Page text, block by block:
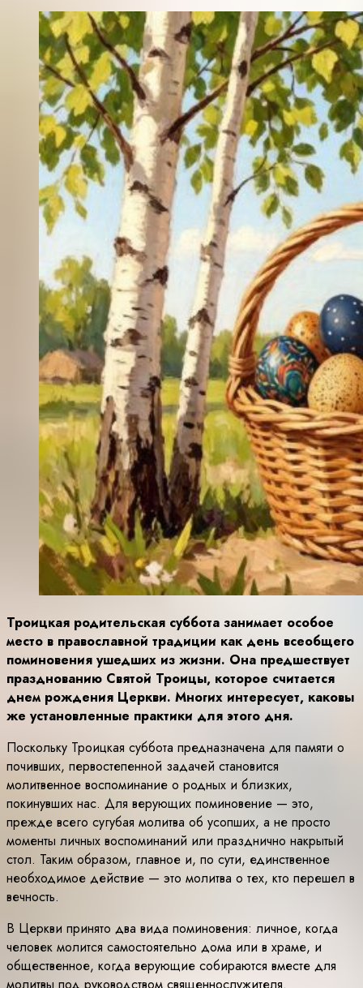
Троицкая родительская суббота занимает особое
место в православной традиции как день всеобщего
поминовения ушедших из жизни. Она предшествует
празднованию Святой Троицы, которое считается
днем рождения Церкви. Многих интересует, каковы
же установленные практики для этого дня.
Поскольку Троицкая суббота предназначена для памяти о
почивших, первостепенной задачей становится
молитвенное воспоминание о родных и близких,
покинувших нас. Для верующих поминовение — это,
прежде всего сугубая молитва об усопших, а не просто
моменты личных воспоминаний или празднично накрытый
стол. Таким образом, главное и, по сути, единственное
необходимое действие — это молитва о тех, кто перешел в
вечность.
В Церкви принято два вида поминовения: личное, когда
человек молится самостоятельно дома или в храме, и
общественное, когда верующие собираются вместе для